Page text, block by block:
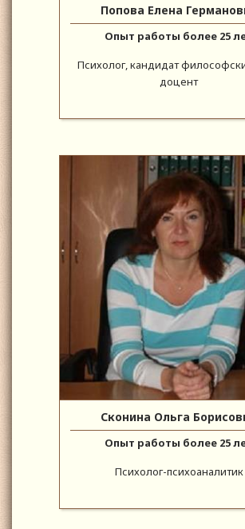
Попова Елена
Опыт работы более 25
Психолог, кандидат
доцент
Сконина Ольга
Опыт работы более 25
Психолог-психоаналитик